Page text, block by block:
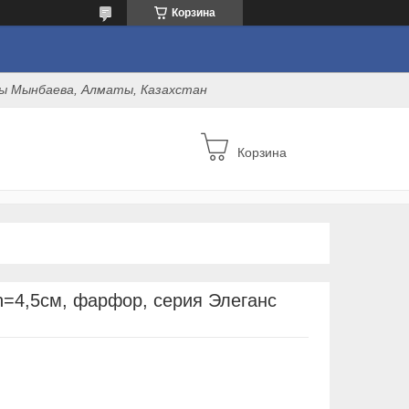
Корзина
Мынбаева, Алматы, Казахстан
Корзина
фарфор, серия Элеганс